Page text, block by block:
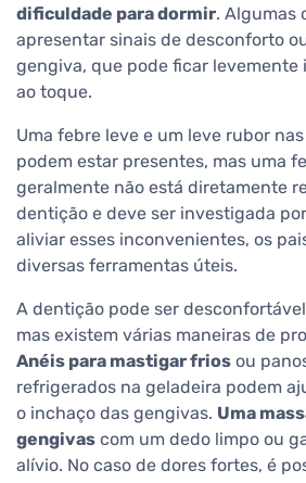
dificuldade para dormir. Algumas
apresentar sinais de desconforto
gengiva, que pode ficar levemente
ao toque.
Uma febre leve e um leve rubor
podem estar presentes, mas uma
geralmente não está diretamente
dentição e deve ser investigada
aliviar esses inconvenientes, os
diversas ferramentas úteis.
A dentição pode ser
mas existem várias maneiras de
Anéis para mastigar frios ou
refrigerados na geladeira podem
o inchaço das gengivas. Uma
gengivas com um dedo limpo ou
alívio. No caso de dores fortes, é